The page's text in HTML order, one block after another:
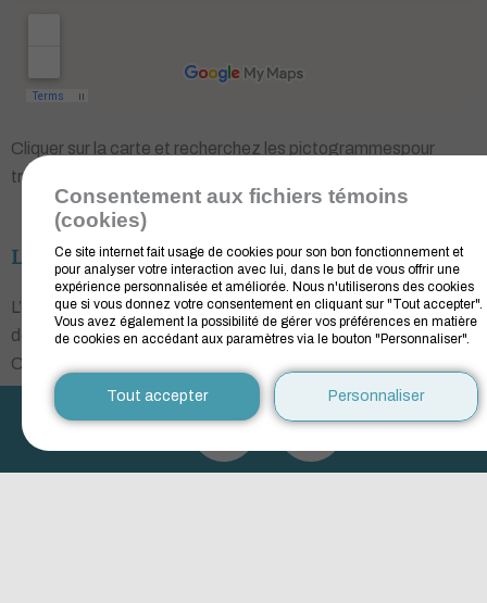
Cliquer sur la carte et recherchez les pictogrammespour
trouver les frigos-partage
Le saviez-vous ?
L’équipe de Cultive le partage laisse régulièrement des
denrées dans les frigos-partage à travers toute la Mauricie.
Cela peut provenir des activités de
glanage, ou de dons de
producteur.trices, ou issue d’atelier de
cuisines collectives
Consentement aux fichiers témoins
(cookies)
Ce site internet fait usage de cookies pour son bon fonctionnement et
pour analyser votre interaction avec lui, dans le but de vous offrir une
expérience personnalisée et améliorée. Nous n'utiliserons des cookies
que si vous donnez votre consentement en cliquant sur "Tout accepter".
Vous avez également la possibilité de gérer vos préférences en matière
de cookies en accédant aux paramètres via le bouton "Personnaliser".
Tout accepter Personnaliser